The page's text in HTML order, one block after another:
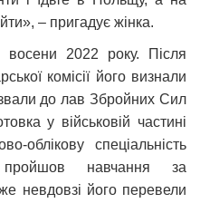
– пригадує жінка.
восени 2022 року. Після
комісії його визнали
до лав Збройних Сил
у військовій частині
облікову спеціальність
навчання за
невдовзі його перевели